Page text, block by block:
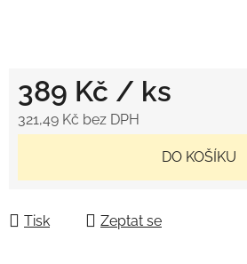
389 Kč / ks
321,49 Kč bez DPH
DO KOŠÍKU
Tisk Zeptat se